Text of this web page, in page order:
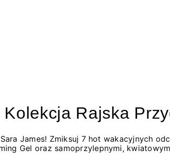
Kolekcja Rajska
James! Zmiksuj 7 hot wakacyjnych
Gel oraz samoprzylepnymi,